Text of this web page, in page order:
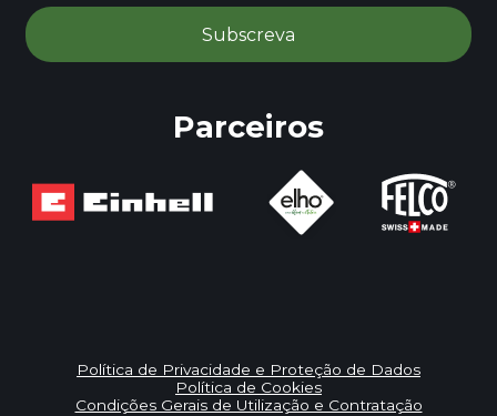
Parceiros
Política de Privacidade e Proteção de Dados
Política de Cookies
Condições Gerais de Utilização e Contratação